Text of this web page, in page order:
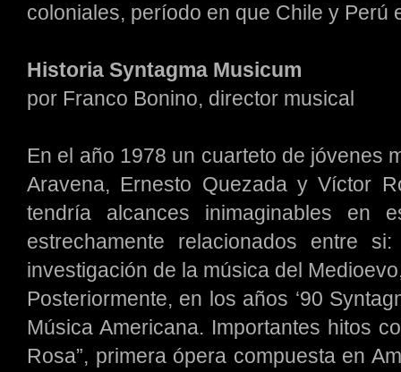
coloniales, período en que Chile y Perú
Historia Syntagma Musicum
por Franco Bonino, director musical
En el año 1978 un cuarteto de jóvenes
Aravena, Ernesto Quezada y Víctor
tendría alcances inimaginables en
estrechamente relacionados entre
investigación de la música del
Posteriormente, en los años ‘90
Música Americana. Importantes hitos
Rosa”, primera ópera compuesta en